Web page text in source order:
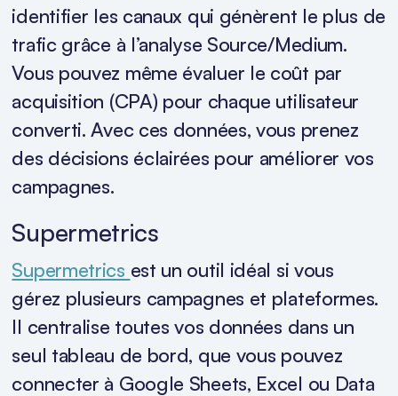
identifier les canaux qui génèrent le plus de
trafic grâce à l’analyse Source/Medium.
Vous pouvez même évaluer le coût par
acquisition (CPA) pour chaque utilisateur
converti. Avec ces données, vous prenez
des décisions éclairées pour améliorer vos
campagnes.
Supermetrics
Supermetrics est un outil idéal si vous
gérez plusieurs campagnes et plateformes.
Il centralise toutes vos données dans un
seul tableau de bord, que vous pouvez
connecter à Google Sheets, Excel ou Data